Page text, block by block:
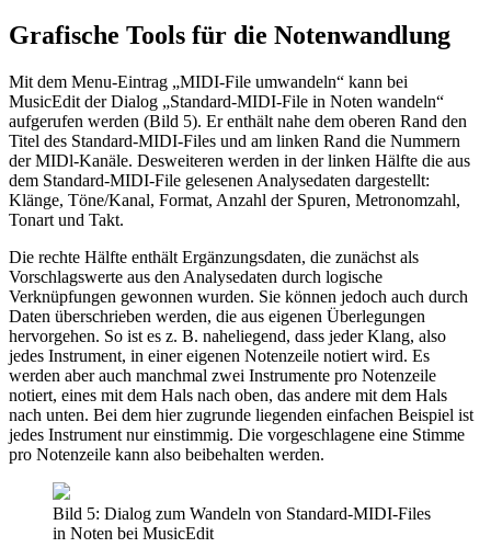
Grafische Tools für die Notenwandlung
Mit dem Menu-Eintrag „MIDI-File umwandeln“ kann bei
MusicEdit der Dialog „Standard-MIDI-File in Noten wandeln“
aufgerufen werden (Bild 5). Er enthält nahe dem oberen Rand den
Titel des Standard-MIDI-Files und am linken Rand die Nummern
der MIDl-Kanäle. Desweiteren werden in der linken Hälfte die aus
dem Standard-MIDI-File gelesenen Analysedaten dargestellt:
Klänge, Töne/Kanal, Format, Anzahl der Spuren, Metronomzahl,
Tonart und Takt.
Die rechte Hälfte enthält Ergänzungsdaten, die zunächst als
Vorschlagswerte aus den Analysedaten durch logische
Verknüpfungen gewonnen wurden. Sie können jedoch auch durch
Daten überschrieben werden, die aus eigenen Überlegungen
hervorgehen. So ist es z. B. naheliegend, dass jeder Klang, also
jedes Instrument, in einer eigenen Notenzeile notiert wird. Es
werden aber auch manchmal zwei Instrumente pro Notenzeile
notiert, eines mit dem Hals nach oben, das andere mit dem Hals
nach unten. Bei dem hier zugrunde liegenden einfachen Beispiel ist
jedes Instrument nur einstimmig. Die vorgeschlagene eine Stimme
pro Notenzeile kann also beibehalten werden.
Bild 5: Dialog zum Wandeln von Standard-MIDI-Files
in Noten bei MusicEdit